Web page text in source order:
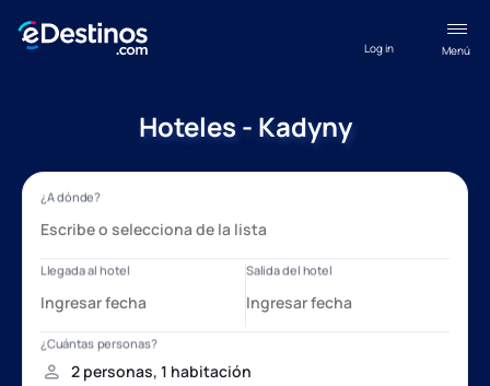
Menú
Log in
Hoteles - Kadyny